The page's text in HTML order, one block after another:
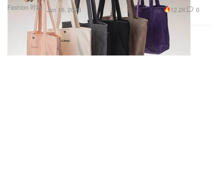
Fashion 时装 Jun 16, 2026 12.2K 0